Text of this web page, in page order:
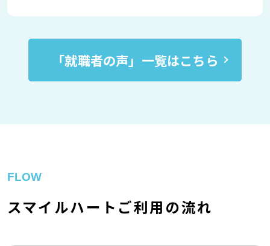
「就職者の声」一覧はこちら
FLOW
スマイルハートご利用の流れ